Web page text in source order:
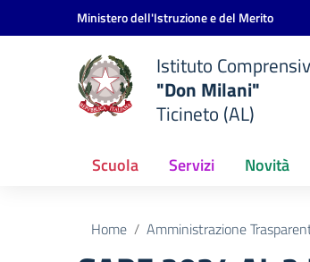
Vai ai contenuti
Vai al menu di navigazioneMinistero dell'Istruzione e del Merito
Istituto
"Don Milani"
Ticineto (AL)
Scuola Servizi Novità
Home Amministrazione